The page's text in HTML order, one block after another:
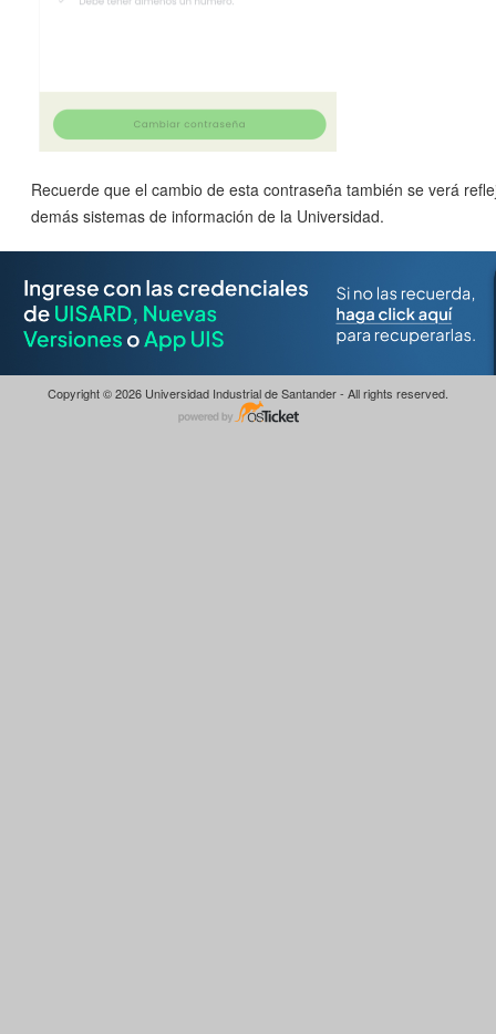
Recuerde que el cambio de esta contraseña también se verá
demás sistemas de información de la Universidad.
Copyright © 2026 Universidad Industrial de Santander - All rights reserved.